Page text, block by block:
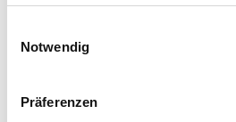
Cookies, wenn Sie unsere
Notwendig
Präferenzen
OG - Hückelhoven